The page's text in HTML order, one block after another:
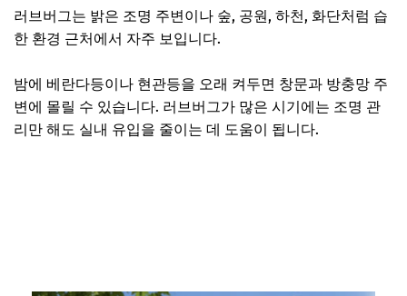
러브버그는 밝은 조명 주변이나 숲, 공원, 하천, 화단처럼 습
한 환경 근처에서 자주 보입니다.
밤에 베란다등이나 현관등을 오래 켜두면 창문과 방충망 주
변에 몰릴 수 있습니다. 러브버그가 많은 시기에는 조명 관
리만 해도 실내 유입을 줄이는 데 도움이 됩니다.